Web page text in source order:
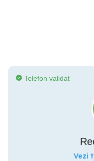
Telefon validat
Vezi